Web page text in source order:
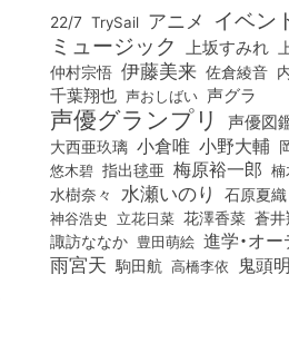
22/7 TrySail アニメ イベン
ミュージック 上坂すみれ
仲村宗悟 伊藤美来 佐倉綾音
千葉翔也 声おしばい 声グラ
声優グランプリ 声優図
大西亜玖璃 小倉唯 小野大輔
悠木碧 指出毬亜 梅原裕一郎 楠
水樹奈々 水瀬いのり 石原夏織
神谷浩史 立花日菜 花澤香菜 蒼
諏訪ななか 豊田萌絵 進学・オ
雨宮天 駒田航 高橋李依 鬼頭